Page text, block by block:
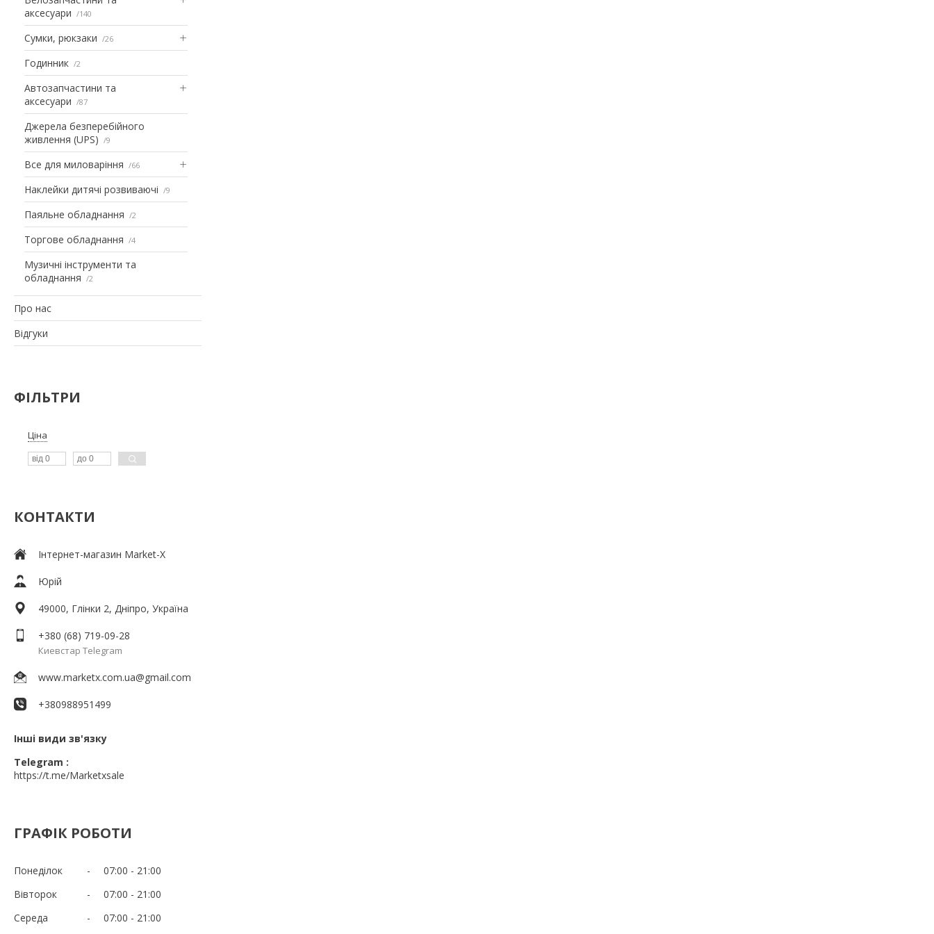
аксесуари
140
Сумки, рюкзаки 26
Годинник 2
Автозапчастини та
аксесуари
87
Джерела безперебійного
живлення (UPS)
9
Все для миловаріння 66
Наклейки дитячі розвиваючі 9
Паяльне обладнання 2
Торгове обладнання 4
Музичні інструменти та
обладнання
2
Про нас
Відгуки
ФІЛЬТРИ
Ціна
КОНТАКТИ
Інтернет-магазин Market-X
Юрій
49000, Глінки 2, Дніпро, Україна
+380 (68) 719-09-28
Киевстар Telegram
www.marketx.com.ua@gmail.com
+380988951499
Інші види зв'язку
Telegram
https://t.me/Marketxsale
ГРАФІК РОБОТИ
Понеділок 07:00
21:00
Вівторок
07:00
21:00
Середа
07:00 21:00